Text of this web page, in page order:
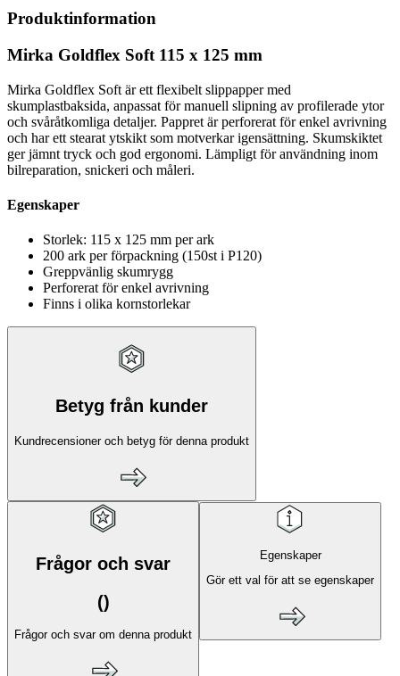
Produktinformation
Mirka Goldflex Soft 115 x 125 mm
Mirka Goldflex Soft är ett flexibelt slippapper med
skumplastbaksida, anpassat för manuell slipning av profilerade ytor
och svåråtkomliga detaljer. Pappret är perforerat för enkel avrivning
och har ett stearat ytskikt som motverkar igensättning. Skumskiktet
ger jämnt tryck och god ergonomi. Lämpligt för användning inom
bilreparation, snickeri och måleri.
Egenskaper
Storlek: 115 x 125 mm per ark
200 ark per förpackning (150st i P120)
Greppvänlig skumrygg
Perforerat för enkel avrivning
Finns i olika kornstorlekar
Betyg från kunder
Kundrecensioner och betyg för denna produkt
Frågor och svar
()
Frågor och svar om denna produkt
Egenskaper
Gör ett val för att se egenskaper